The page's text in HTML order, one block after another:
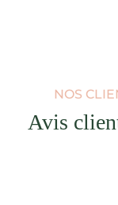
NOS
Avis